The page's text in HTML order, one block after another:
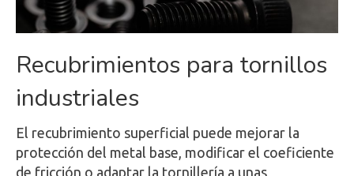
Recubrimientos para tornillos
industriales
El recubrimiento superficial puede mejorar la
protección del metal base, modificar el coeficiente
de fricción o adaptar la tornillería a unas